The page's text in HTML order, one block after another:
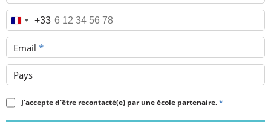
Téléphone *
+33
Email *
Pays
J'accepte d'être recontacté(e) par une école partenaire.*